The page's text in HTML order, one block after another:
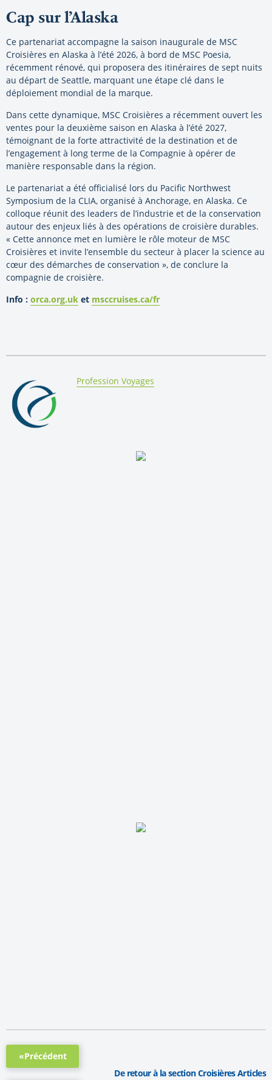
Cap sur l’Alaska
Ce partenariat accompagne la saison inaugurale de MSC
Croisières en Alaska à l’été 2026, à bord de MSC Poesia,
récemment rénové, qui proposera des itinéraires de sept nuits
au départ de Seattle, marquant une étape clé dans le
déploiement mondial de la marque.
Dans cette dynamique, MSC Croisières a récemment ouvert les
ventes pour la deuxième saison en Alaska à l’été 2027,
témoignant de la forte attractivité de la destination et de
l’engagement à long terme de la Compagnie à opérer de
manière responsable dans la région.
Le partenariat a été officialisé lors du Pacific Northwest
Symposium de la CLIA, organisé à Anchorage, en Alaska. Ce
colloque réunit des leaders de l’industrie et de la conservation
autour des enjeux liés à des opérations de croisière durables.
« Cette annonce met en lumière le rôle moteur de MSC
Croisières et invite l’ensemble du secteur à placer la science au
cœur des démarches de conservation », de conclure la
compagnie de croisière.
Info : orca.org.uk et msccruises.ca/fr
By:
Profession Voyages
«Précédent
De retour à la section Croisières Articles